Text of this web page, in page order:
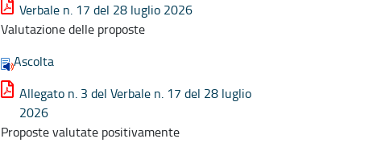
Verbale n. 17 del 28 luglio 2026
Valutazione delle proposte
Ascolta
Allegato n. 3 del Verbale n. 17 del 28 luglio
2026
Proposte valutate positivamente